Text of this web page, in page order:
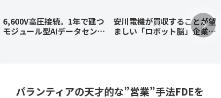
6,600V高圧接続。1年で建つ
モジュール型AIデータセンタ
安川電機が買収することが望
ましい「ロボット脳」企業を
AI駆動型M&Aで特定、M&A
パランティアの天才的な”営業”手法FDEを